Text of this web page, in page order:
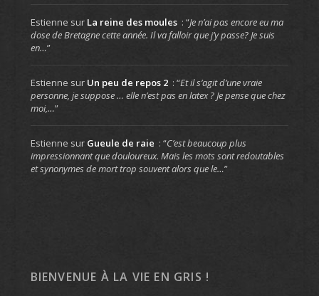
Estienne sur La reine des moules : “Je n’ai pas encore eu ma
dose de Bretagne cette année. Il va falloir que j’y passe? Je suis
en…”
Estienne sur Un peu de repos 2 : “Et il s’agit d’une vraie
personne, je suppose … elle n’est pas en latex ? Je pense que chez
moi,…”
Estienne sur Gueule de raie : “C’est beaucoup plus
impressionnant que douloureux. Mais les mots sont redoutables
et synonymes de mort trop souvent alors que le…”
BIENVENUE À LA VIE EN GRIS !